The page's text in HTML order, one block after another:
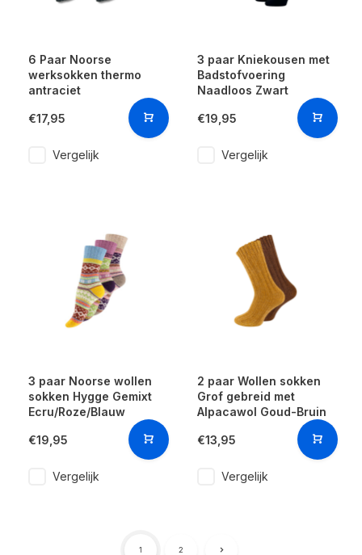
6 Paar Noorse
werksokken thermo
antraciet
€17,95
Vergelijk
3 paar Kniekousen met
Badstofvoering
Naadloos Zwart
€19,95
Vergelijk
3 paar Noorse wollen
sokken Hygge Gemixt
Ecru/Roze/Blauw
€19,95
Vergelijk
2 paar Wollen sokken
Grof gebreid met
Alpacawol Goud-Bruin
€13,95
Vergelijk
1 2